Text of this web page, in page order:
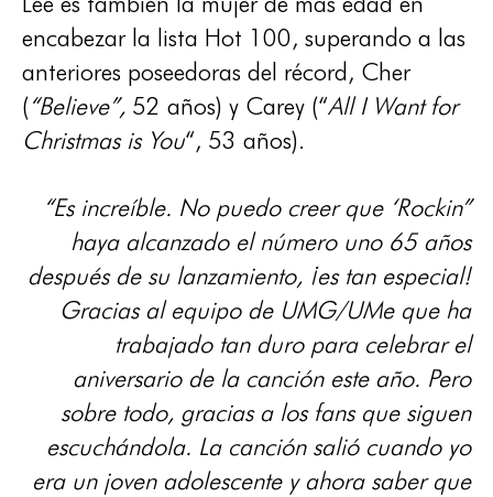
encabezar la lista Hot 100, superando a las
anteriores poseedoras del récord, Cher
(“Believe”, 52 años) y Carey (“All I Want for
Christmas is You“, 53 años).
“Es increíble. No puedo creer que ‘Rockin”
haya alcanzado el número uno 65 años
después de su lanzamiento, ¡es tan especial!
Gracias al equipo de UMG/UMe que ha
trabajado tan duro para celebrar el
aniversario de la canción este año. Pero
sobre todo, gracias a los fans que siguen
escuchándola. La canción salió cuando yo
era un joven adolescente y ahora saber que